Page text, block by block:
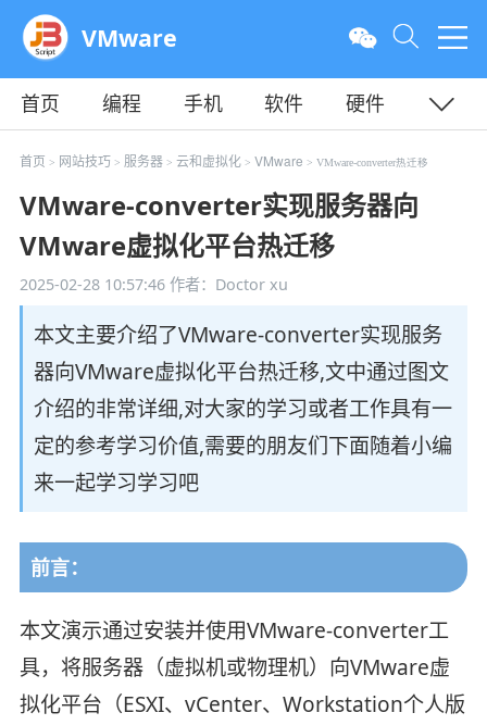
VMware
首页 编程 手机 软件
硬件
教程
平面 服务器
首页 > 网站技巧 > 服务器> 云和虚拟化> VMware > VMware-converter热迁移
VMware-converter实现服务器向
VMware虚拟化平台热迁移
2025-02-28 10:57:46作者：Doctor xu
本文主要介绍了VMware-converter实现服务
器向VMware虚拟化平台热迁移,文中通过图文
介绍的非常详细,对大家的学习或者工作具有一
定的参考学习价值,需要的朋友们下面随着小编
来一起学习学习吧
前言：
本文演示通过安装并使用VMware-converter工
具，将服务器（虚拟机或物理机）向VMware虚
拟化平台（ESXI、vCenter、Workstation个人版